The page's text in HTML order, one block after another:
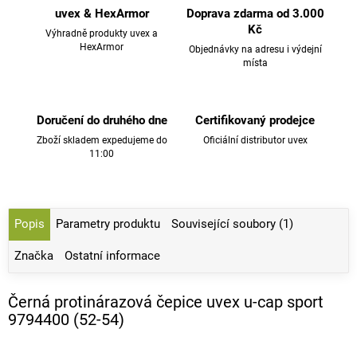
uvex & HexArmor
Výhradně produkty uvex a
HexArmor
Doprava zdarma od 3.000
Kč
Objednávky na adresu i výdejní
místa
Doručení do druhého dne
Zboží skladem expedujeme do
11:00
Certifikovaný prodejce
Oficiální distributor uvex
Popis Parametry produktu Související soubory (1)
Značka Ostatní informace
Černá protinárazová čepice uvex u-cap sport
9794400 (52-54)